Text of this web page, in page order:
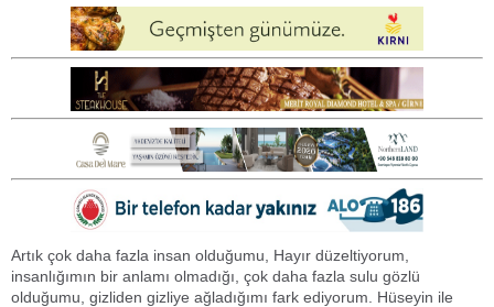
Artık çok daha fazla insan olduğumu, Hayır düzeltiyorum,
insanlığımın bir anlamı olmadığı, çok daha fazla sulu gözlü
olduğumu, gizliden gizliye ağladığımı fark ediyorum. Hüseyin ile